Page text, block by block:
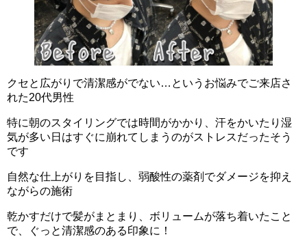
クセと広がりで清潔感がでない…というお悩みでご来店さ
れた20代男性
特に朝のスタイリングでは時間がかかり、汗をかいたり湿
気が多い日はすぐに崩れてしまうのがストレスだったそう
です
自然な仕上がりを目指し、弱酸性の薬剤でダメージを抑え
ながらの施術
乾かすだけで髪がまとまり、ボリュームが落ち着いたこと
で、ぐっと清潔感のある印象に！